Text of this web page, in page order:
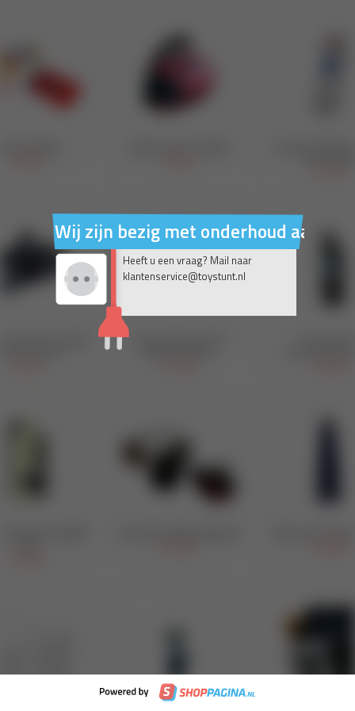
Wij zijn bezig met onderhoud aan
Heeft u een vraag? Mail naar
klantenservice@toystunt.nl